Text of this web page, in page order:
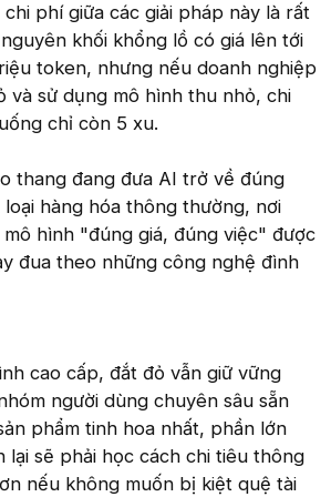
phí giữa các giải pháp này là rất
khối khổng lồ có giá lên tới
token, nhưng nếu doanh nghiệp
và sử dụng mô hình thu nhỏ, chi
chỉ còn 5 xu.
thang đang đưa AI trở về đúng
hàng hóa thông thường, nơi
hình "đúng giá, đúng việc" được
đua theo những công nghệ đình
cao cấp, đắt đỏ vẫn giữ vững
người dùng chuyên sâu sẵn
phẩm tinh hoa nhất, phần lớn
lại sẽ phải học cách chi tiêu thông
nếu không muốn bị kiệt quệ tài